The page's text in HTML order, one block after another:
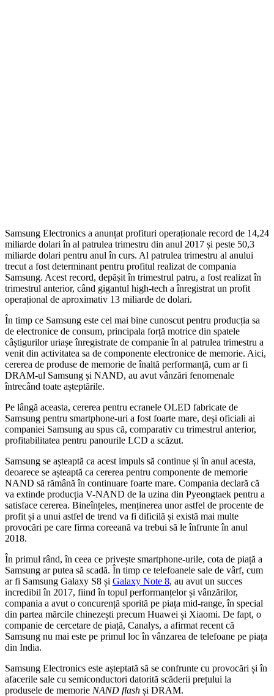
Samsung Electronics a anunțat profituri operaționale record de 14,24
miliarde dolari în al patrulea trimestru din anul 2017 și peste 50,3
miliarde dolari pentru anul în curs. Al patrulea trimestru al anului
trecut a fost determinant pentru profitul realizat de compania
Samsung. Acest record, depășit în trimestrul patru, a fost realizat în
trimestrul anterior, când gigantul high-tech a înregistrat un profit
operațional de aproximativ 13 miliarde de dolari.
În timp ce Samsung este cel mai bine cunoscut pentru producția sa
de electronice de consum, principala forță motrice din spatele
câștigurilor uriașe înregistrate de companie în al patrulea trimestru a
venit din activitatea sa de componente electronice de memorie. Aici,
cererea de produse de memorie de înaltă performanță, cum ar fi
DRAM-ul Samsung și NAND, au avut vânzări fenomenale
întrecând toate așteptările.
Pe lângă aceasta, cererea pentru ecranele OLED fabricate de
Samsung pentru smartphone-uri a fost foarte mare, deși oficiali ai
companiei Samsung au spus că, comparativ cu trimestrul anterior,
profitabilitatea pentru panourile LCD a scăzut.
Samsung se așteaptă ca acest impuls să continue și în anul acesta,
deoarece se așteaptă ca cererea pentru componente de memorie
NAND să rămână în continuare foarte mare. Compania declară că
va extinde producția V-NAND de la uzina din Pyeongtaek pentru a
satisface cererea. Bineînțeles, menținerea unor astfel de procente de
profit și a unui astfel de trend va fi dificilă și există mai multe
provocări pe care firma coreeană va trebui să le înfrunte în anul
2018.
În primul rând, în ceea ce privește smartphone-urile, cota de piață a
Samsung ar putea să scadă. În timp ce telefoanele sale de vârf, cum
ar fi Samsung Galaxy S8 și Galaxy Note 8, au avut un succes
incredibil în 2017, fiind în topul performanțelor și vânzărilor,
compania a avut o concurență sporită pe piața mid-range, în special
din partea mărcile chinezești precum Huawei și Xiaomi. De fapt, o
companie de cercetare de piață, Canalys, a afirmat recent că
Samsung nu mai este pe primul loc în vânzarea de telefoane pe piața
din India.
Samsung Electronics este așteptată să se confrunte cu provocări și în
afacerile sale cu semiconductori datorită scăderii prețului la
produsele de memorie NAND flash și DRAM.